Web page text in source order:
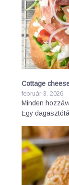
Cottage
február 3, 2026
Minden
Egy